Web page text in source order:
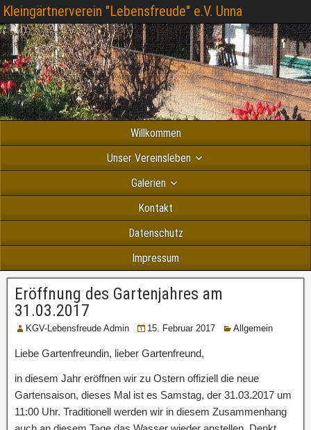
Kleingärtnerverein "Lebensfreude" e.V. Unna
Willkommen
Unser Vereinsleben
Galerien
Kontakt
Datenschutz
Impressum
Eröffnung des Gartenjahres am
31.03.2017
KGV-Lebensfreude Admin 15. Februar 2017 Allgemein
Liebe Gartenfreundin, lieber Gartenfreund,
in diesem Jahr eröffnen wir zu Ostern offiziell die neue
Gartensaison, dieses Mal ist es Samstag, der 31.03.2017 um
11:00 Uhr. Traditionell werden wir in diesem Zusammenhang